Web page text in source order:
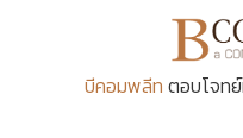
บีคอมพลีท ตอบโจท